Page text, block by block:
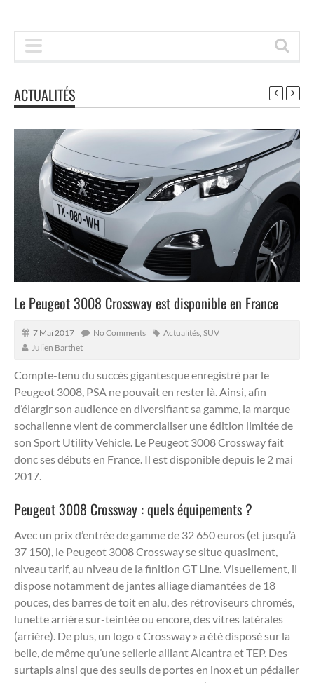
ACTUALITÉS
Le Peugeot 3008 Crossway est disponible en France
7 Mai 2017 No Comments Actualités SUV
Julien Barthet
Compte-tenu du succès gigantesque enregistré par le
Peugeot 3008, PSA ne pouvait en rester là.Ainsi, afin
d’élargir son audience en diversifiant sa gamme, la marque
sochalienne vient de commercialiser une édition limitée de
son Sport Utility Vehicle. Le Peugeot 3008 Crossway fait
donc ses débuts en France. Il est disponible depuis le 2 mai
2017.
Peugeot 3008 Crossway : quels équipements ?
Avec un prix d’entrée de gamme de 32 650 euros (et jusqu’à
37 150), le Peugeot 3008 Crossway se situe quasiment,
niveau tarif, au niveau de la finition GT Line. Visuellement, il
dispose notamment de jantes alliage diamantées de 18
pouces, des barres de toit en alu, des rétroviseurs chromés,
lunette arrière sur-teintée ou encore, des vitres latérales
(arrière). De plus, un logo « Crossway » a été disposé sur la
belle, de même qu’une sellerie alliant Alcantra et TEP. Des
surtapis ainsi que des seuils de portes en inox et un pédalier